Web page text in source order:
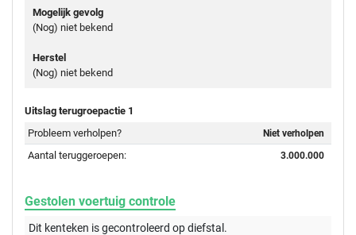
Mogelijk gevolg
(Nog) niet bekend
Herstel
(Nog) niet bekend
Uitslag terugroepactie 1
Probleem verholpen?
Niet verholpen
Aantal teruggeroepen: 3.000.000
Gestolen voertuig controle
Dit kenteken is gecontroleerd opdiefstal.